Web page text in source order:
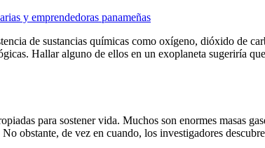
y emprendedoras panameñas
de sustancias químicas como oxígeno, dióxido de
Hallar alguno de ellos en un exoplaneta sugeriría
para sostener vida. Muchos son enormes masas
obstante, de vez en cuando, los investigadores